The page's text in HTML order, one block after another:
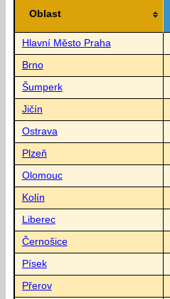
Oblast
Hlavní Město Praha
Brno
Šumperk
Jičín
Ostrava
Plzeň
Olomouc
Kolín
Liberec
Černošice
Písek
Přerov